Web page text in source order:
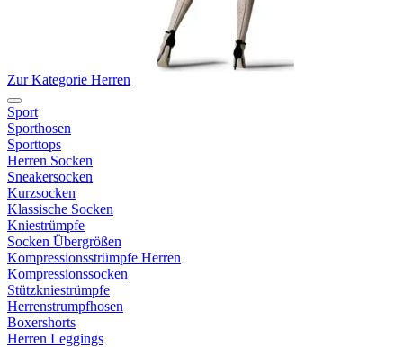
Zur Kategorie Herren
Sport
Sporthosen
Sporttops
Herren Socken
Sneakersocken
Kurzsocken
Klassische Socken
Kniestrümpfe
Socken Übergrößen
Kompressionsstrümpfe Herren
Kompressionssocken
Stützkniestrümpfe
Herrenstrumpfhosen
Boxershorts
Herren Leggings